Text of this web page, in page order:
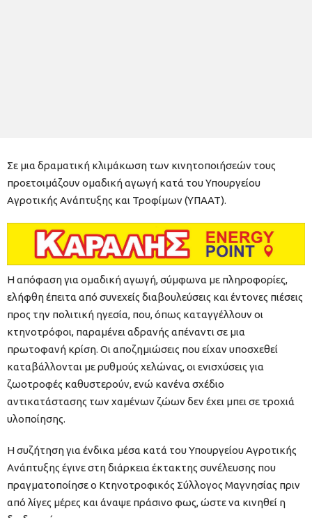
Σε μια δραματική κλιμάκωση των κινητοποιήσεών τους
προετοιμάζουν ομαδική αγωγή κατά του Υπουργείου
Αγροτικής Ανάπτυξης και Τροφίμων (ΥΠΑΑΤ).
Η απόφαση για ομαδική αγωγή, σύμφωνα με πληροφορίες,
ελήφθη έπειτα από συνεχείς διαβουλεύσεις και έντονες πιέσεις
προς την πολιτική ηγεσία, που, όπως καταγγέλλουν οι
κτηνοτρόφοι, παραμένει αδρανής απέναντι σε μια
πρωτοφανή κρίση. Οι αποζημιώσεις που είχαν υποσχεθεί
καταβάλλονται με ρυθμούς χελώνας, οι ενισχύσεις για
ζωοτροφές καθυστερούν, ενώ κανένα σχέδιο
αντικατάστασης των χαμένων ζώων δεν έχει μπει σε τροχιά
υλοποίησης.
Η συζήτηση για ένδικα μέσα κατά του Υπουργείου Αγροτικής
Ανάπτυξης έγινε στη διάρκεια έκτακτης συνέλευσης που
πραγματοποίησε ο Κτηνοτροφικός Σύλλογος Μαγνησίας πριν
από λίγες μέρες και άναψε πράσινο φως, ώστε να κινηθεί η